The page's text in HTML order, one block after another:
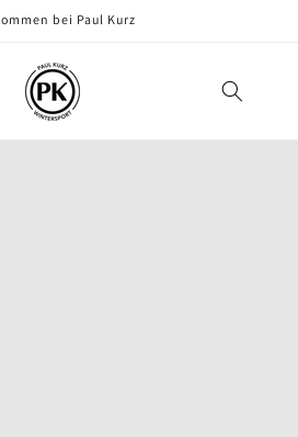
bei Paul Kurz